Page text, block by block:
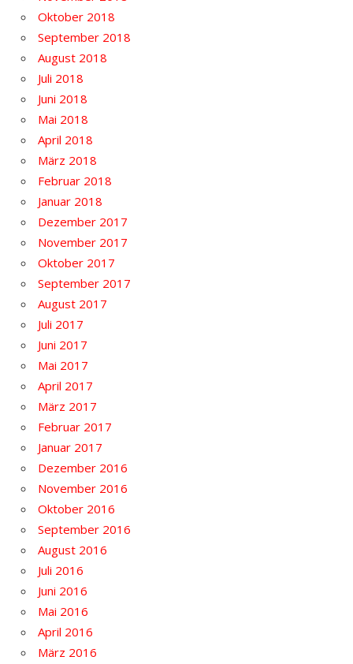
Oktober 2018
September 2018
August 2018
Juli 2018
Juni 2018
Mai 2018
April 2018
März 2018
Februar 2018
Januar 2018
Dezember 2017
November 2017
Oktober 2017
September 2017
August 2017
Juli 2017
Juni 2017
Mai 2017
April 2017
März 2017
Februar 2017
Januar 2017
Dezember 2016
November 2016
Oktober 2016
September 2016
August 2016
Juli 2016
Juni 2016
Mai 2016
April 2016
März 2016